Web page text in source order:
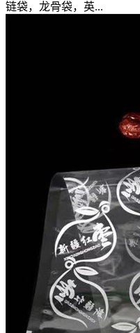
链袋，龙骨袋，英...